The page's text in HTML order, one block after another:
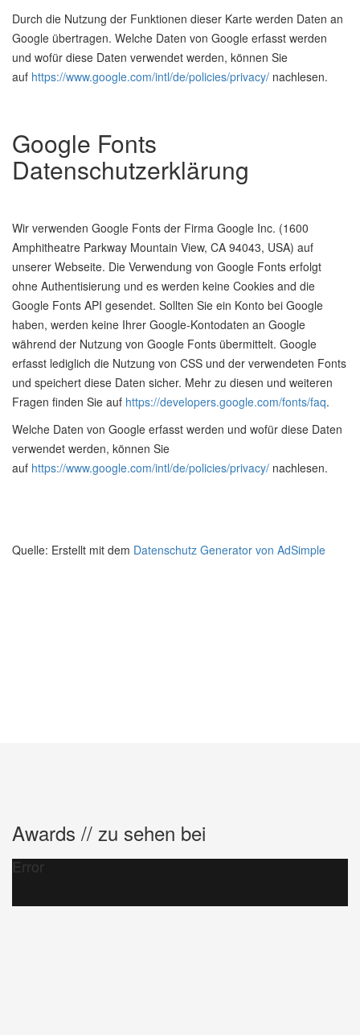
Durch die Nutzung der Funktionen dieser Karte werden Daten an
Google übertragen. Welche Daten von Google erfasst werden
und wofür diese Daten verwendet werden, können Sie
auf https://www.google.com/intl/de/policies/privacy/ nachlesen.
Google Fonts
Datenschutzerklärung
Wir verwenden Google Fonts der Firma Google Inc. (1600
Amphitheatre Parkway Mountain View, CA 94043, USA) auf
unserer Webseite. Die Verwendung von Google Fonts erfolgt
ohne Authentisierung und es werden keine Cookies and die
Google Fonts API gesendet. Sollten Sie ein Konto bei Google
haben, werden keine Ihrer Google-Kontodaten an Google
während der Nutzung von Google Fonts übermittelt. Google
erfasst lediglich die Nutzung von CSS und der verwendeten Fonts
und speichert diese Daten sicher. Mehr zu diesen und weiteren
Fragen finden Sie auf https://developers.google.com/fonts/faq.
Welche Daten von Google erfasst werden und wofür diese Daten
verwendet werden, können Sie
auf https://www.google.com/intl/de/policies/privacy/ nachlesen.
Quelle: Erstellt mit dem Datenschutz Generator von AdSimple
Awards // zu sehen bei
Error